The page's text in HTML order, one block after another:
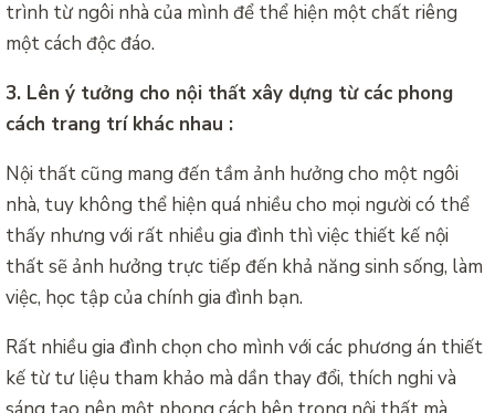
trình từ ngôi nhà của mình để thể hiện một chất riêng
một cách độc đáo.
3. Lên ý tưởng cho nội thất xây dựng từ các phong
cách trang trí khác nhau :
Nội thất cũng mang đến tầm ảnh hưởng cho một ngôi
nhà, tuy không thể hiện quá nhiều cho mọi người có thể
thấy nhưng với rất nhiều gia đình thì việc thiết kế nội
thất sẽ ảnh hưởng trực tiếp đến khả năng sinh sống, làm
việc, học tập của chính gia đình bạn.
Rất nhiều gia đình chọn cho mình với các phương án thiết
kế từ tư liệu tham khảo mà dần thay đổi, thích nghi và